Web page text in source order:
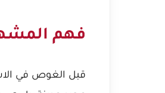
فهم المشهد
قبل الغوص في